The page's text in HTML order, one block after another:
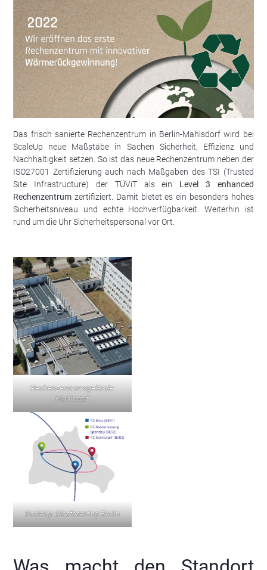
Das frisch sanierte Rechenzentrum in Berlin-Mahlsdorf wird bei
ScaleUp neue Maßstäbe in Sachen Sicherheit, Effizienz und
Nachhaltigkeit setzen. So ist das neue Rechenzentrum neben der
ISO27001 Zertifizierung auch nach Maßgaben des TSI (Trusted
Site Infrastructure) der TÜViT als ein Level 3 enhanced
Rechenzentrumzertifiziert. Damit bietet es ein besonders hohes
Sicherheitsniveau und echte Hochverfügbarkeit. Weiterhin ist
rund um die Uhr Sicherheitspersonal vor Ort.
Rechenzentrumsgelände
Mahlsdorf
ScaleUp Glasfaserring Berlin